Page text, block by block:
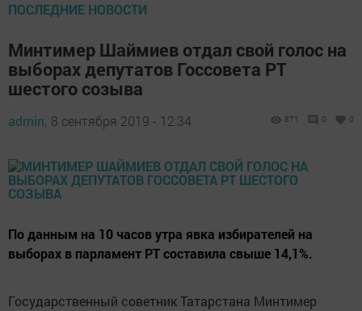
ПОСЛЕДНИЕ НОВОСТИ
Минтимер Шаймиев отдал свой голос на
выборах депутатов Госсовета РТ
шестого созыва
admin, 8 сентября 2019 - 12:34 871 0 0
По данным на 10 часов утра явка избирателей на
выборах в парламент РТ составила свыше 14,1%.
Государственный советник Татарстана Минтимер